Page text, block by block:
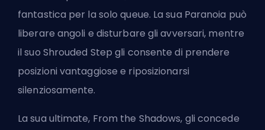
fantastica per la solo queue. La sua Paranoia può
liberare angoli e disturbare gli avversari, mentre
il suo Shrouded Step gli consente di prendere
posizioni vantaggiose e riposizionarsi
silenziosamente.
La sua ultimate, From the Shadows, gli concede